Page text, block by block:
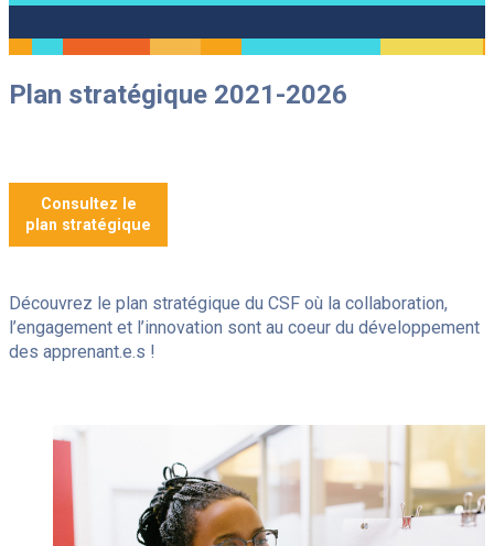
Nos écoles
une
nouvelle
s'ouvrira
dans
une
nouvelle
Emploi
Ce
lien
s'ouvrira
dans
fenêtre
Contact
Plan stratégique 2021-2026
Consultez le
plan stratégique
Découvrez le plan stratégique du CSF où la collaboration,
l’engagement et l’innovation sont au coeur du développement
des apprenant.e.s !